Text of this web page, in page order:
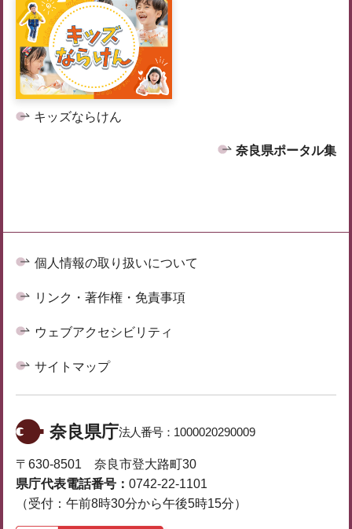
キッズならけん
奈良県ポータル集
個人情報の取り扱いについて
リンク・著作権・免責事項
ウェブアクセシビリティ
サイトマップ
奈良県庁法人番号： 1000020290009
〒630-8501 奈良市登大路町30
県庁代表電話番号： 0742-22-1101
（受付：午前8時30分から午後5時15分）